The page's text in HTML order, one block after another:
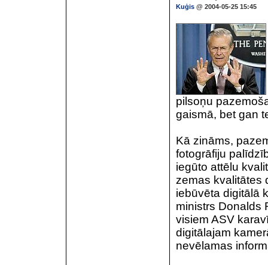
Kuģis @ 2004-05-25 15:45
pilsoņu
gaismā, bet gan
Kā zināms,
fotogrāfiju
iegūto attēlu
zemas kvalitātes
iebūvēta digitālā
ministrs Donalds
visiem ASV
digitālajam
nevēlamas